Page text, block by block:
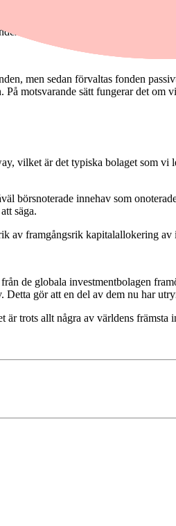
Globala investmentbolag är lite
Detta för att man ska få
men sedan förvaltas fonden
motsvarande sätt fungerar det
vilket är det typiska bolaget som
börsnoterade innehav som
säga.
av framgångsrik kapitalallokering av
de globala investmentbolagen
Detta gör att en del av dem nu har
trots allt några av världens främsta